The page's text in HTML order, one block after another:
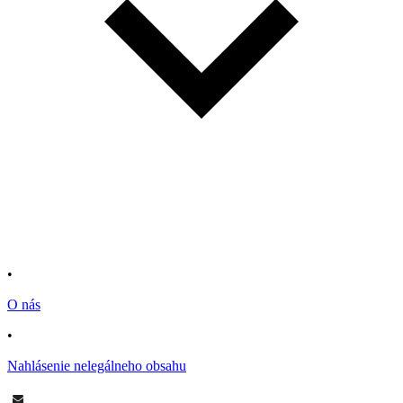
•
O nás
•
Nahlásenie nelegálneho obsahu